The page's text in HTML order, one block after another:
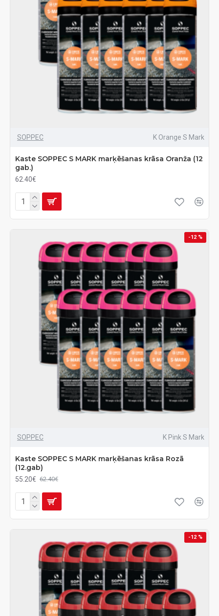
SOPPEC K Orange S Mark
Kaste SOPPEC S MARK marķēšanas krāsa Oranža (12
gab.)
62.40€
-12 %
SOPPEC K Pink S Mark
Kaste SOPPEC S MARK marķēšanas krāsa Rozā
(12.gab)
55.20€ 62.40€
-12 %